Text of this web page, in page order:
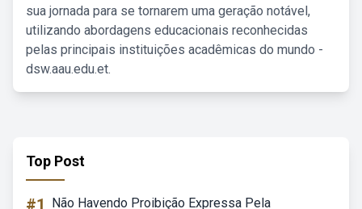
sua jornada para se tornarem uma geração notável,
utilizando abordagens educacionais reconhecidas
pelas principais instituições acadêmicas do mundo -
dsw.aau.edu.et.
Top Post
#1
Não Havendo Proibição Expressa Pela